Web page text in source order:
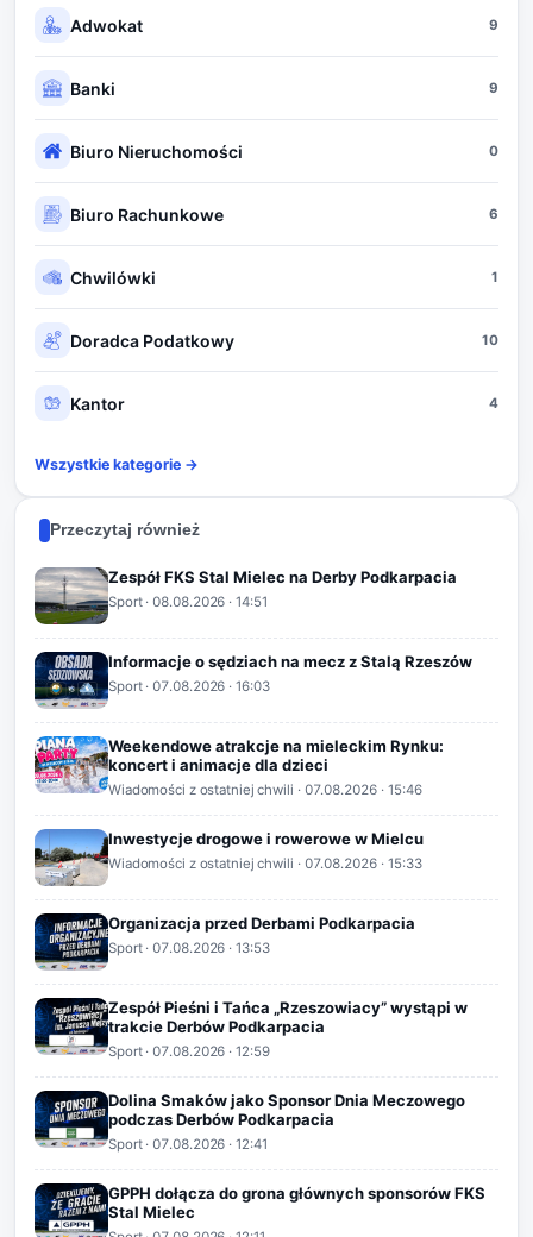
Adwokat 9
Banki 9
Biuro Nieruchomości 0
Biuro Rachunkowe 6
Chwilówki 1
Doradca Podatkowy 10
Kantor 4
Wszystkie kategorie →
Przeczytaj również
Zespół FKS Stal Mielec na Derby Podkarpacia
Sport·08.08.2026 · 14:51
Informacje o sędziach na mecz z Stalą Rzeszów
Sport·07.08.2026 · 16:03
Weekendowe atrakcje na mieleckim Rynku:
koncert i animacje dla dzieci
Wiadomości z ostatniej chwili · 07.08.2026· 15:46
Inwestycje drogowe i rowerowe w Mielcu
Wiadomości z ostatniej chwili · 07.08.2026· 15:33
Organizacja przed Derbami Podkarpacia
Sport·07.08.2026 · 13:53
Zespół Pieśni i Tańca „Rzeszowiacy” wystąpi w
trakcie Derbów Podkarpacia
Sport·07.08.2026 · 12:59
Dolina Smaków jako Sponsor Dnia Meczowego
podczas Derbów Podkarpacia
Sport·07.08.2026 · 12:41
GPPH dołącza do grona głównych sponsorów FKS
Stal Mielec